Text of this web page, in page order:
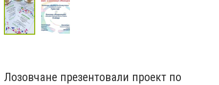
Лозовчане презентовали проект по